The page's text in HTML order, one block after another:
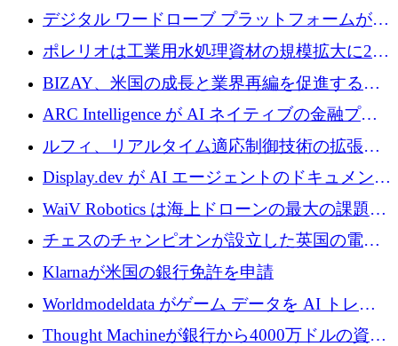
を削減するために 130 万ドルを調達
デジタル ワードローブ プラットフォームが
1,000 万人のユーザーに到達し、Whering が
700 万ドルを獲得
ポレリオは工業用水処理資材の規模拡大に240
万ユーロを確保
BIZAY、米国の成長と業界再編を促進するた
めに5,500万ドルを確保
ARC Intelligence が AI ネイティブの金融プラ
ットフォームを拡大するために 400 万ユーロ
ルフィ、リアルタイム適応制御技術の拡張に
810万ポンドを確保
Display.dev が AI エージェントのドキュメント
コラボレーションを強化するために 47 万ユー
WaiV Robotics は海上ドローンの最大の課題の
1 つをどのように解決しているか
チェスのチャンピオンが設立した英国の電池
材料スタートアップ TaiSan が 465 万ポンドを
Klarnaが米国の銀行免許を申請
Worldmodeldata がゲーム データを AI トレー
ニングに変えるために 700 万ポンドを獲得
Thought Machineが銀行から4000万ドルの資金